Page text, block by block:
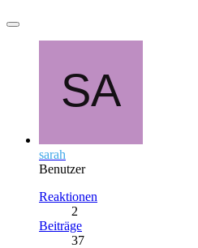
sarah
Benutzer
Reaktionen
2
Beiträge
37